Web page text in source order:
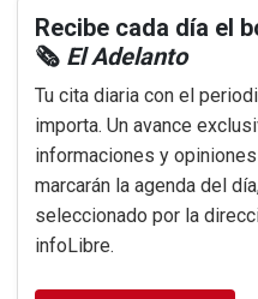
Recibe cada día el
🗞️ El Adelanto
Tu cita diaria con el
importa. Un avance
informaciones y
marcarán la agenda del
seleccionado por la
infoLibre.